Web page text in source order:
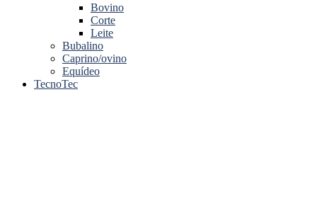
Bovino
Corte
Leite
Bubalino
Caprino/ovino
Equídeo
TecnoTec